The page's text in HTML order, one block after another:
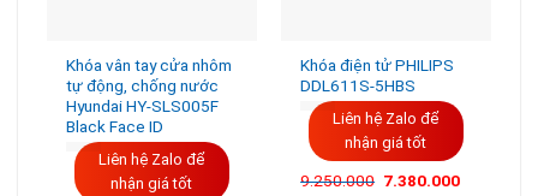
Khóa vân tay cửa nhôm
tự động, chống nước
Hyundai HY-SLS005F
Black Face ID
Liên hệ Zalo để
nhận giá tốt
Khóa điện tử PHILIPS
DDL611S-5HBS
Liên hệ Zalo để
nhận giá tốt
9.250.000 Giá
7.380.000Giá